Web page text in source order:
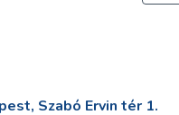
Szabó Ervin tér 1.